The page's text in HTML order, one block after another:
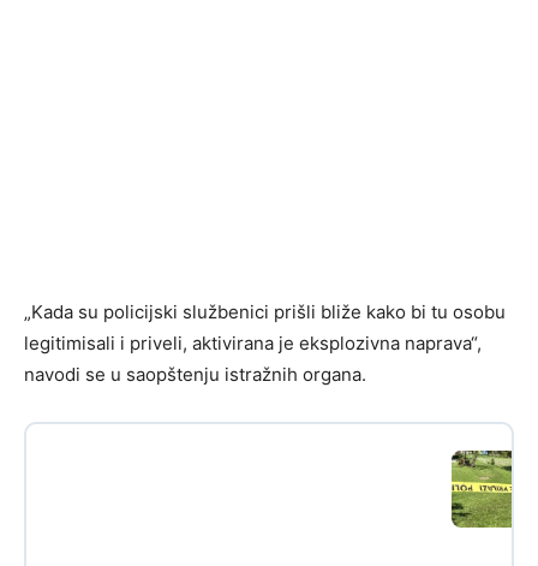
„Kada su policijski službenici prišli bliže kako bi tu osobu
legitimisali i priveli, aktivirana je eksplozivna naprava“,
navodi se u saopštenju istražnih organa.